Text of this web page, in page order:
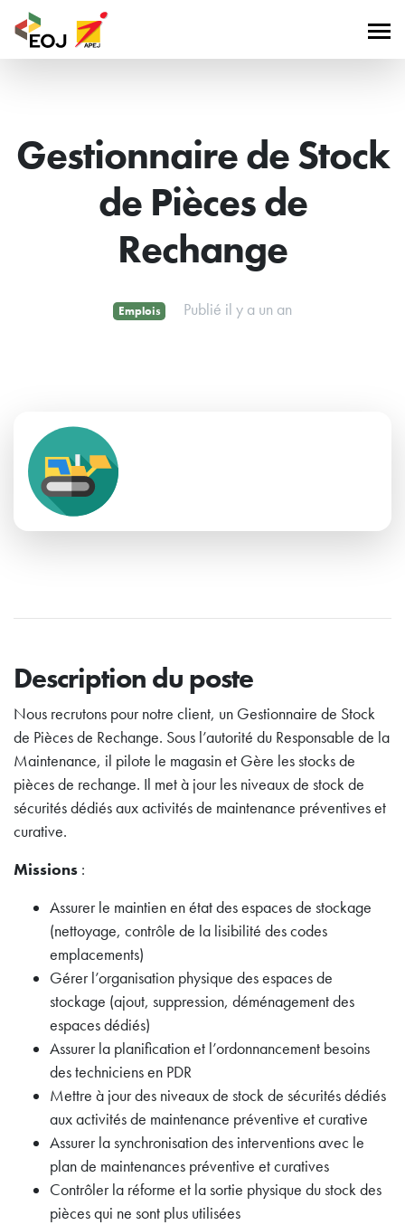
Gestionnaire de Stock
de Pièces de
Rechange
Emplois Publié il y a un an
Description du poste
Nous recrutons pour notre client, un Gestionnaire de Stock
de Pièces de Rechange. Sous l’autorité du Responsable de la
Maintenance, il pilote le magasin et Gère les stocks de
pièces de rechange. Il met à jour les niveaux de stock de
sécurités dédiés aux activités de maintenance préventives et
curative.
Missions :
Assurer le maintien en état des espaces de stockage
(nettoyage, contrôle de la lisibilité des codes
emplacements)
Gérer l’organisation physique des espaces de
stockage (ajout, suppression, déménagement des
espaces dédiés)
Assurer la planification et l’ordonnancement besoins
des techniciens en PDR
Mettre à jour des niveaux de stock de sécurités dédiés
aux activités de maintenance préventive et curative
Assurer la synchronisation des interventions avec le
plan de maintenances préventive et curatives
Contrôler la réforme et la sortie physique du stock des
pièces qui ne sont plus utilisées